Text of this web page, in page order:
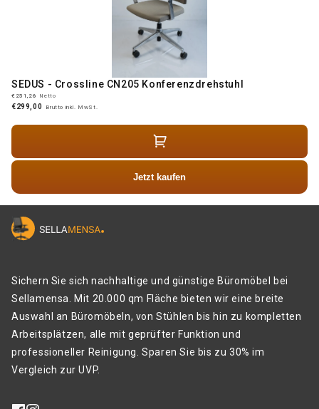
SEDUS - Crossline CN205 Konferenzdrehstuhl
€251,26 Netto
€299,00 Brutto inkl. MwSt.
Jetzt kaufen
Sichern Sie sich nachhaltige und günstige Büromöbel bei
Sellamensa. Mit 20.000 qm Fläche bieten wir eine breite
Auswahl an Büromöbeln, von Stühlen bis hin zu kompletten
Arbeitsplätzen, alle mit geprüfter Funktion und
professioneller Reinigung. Sparen Sie bis zu 30% im
Vergleich zur UVP.